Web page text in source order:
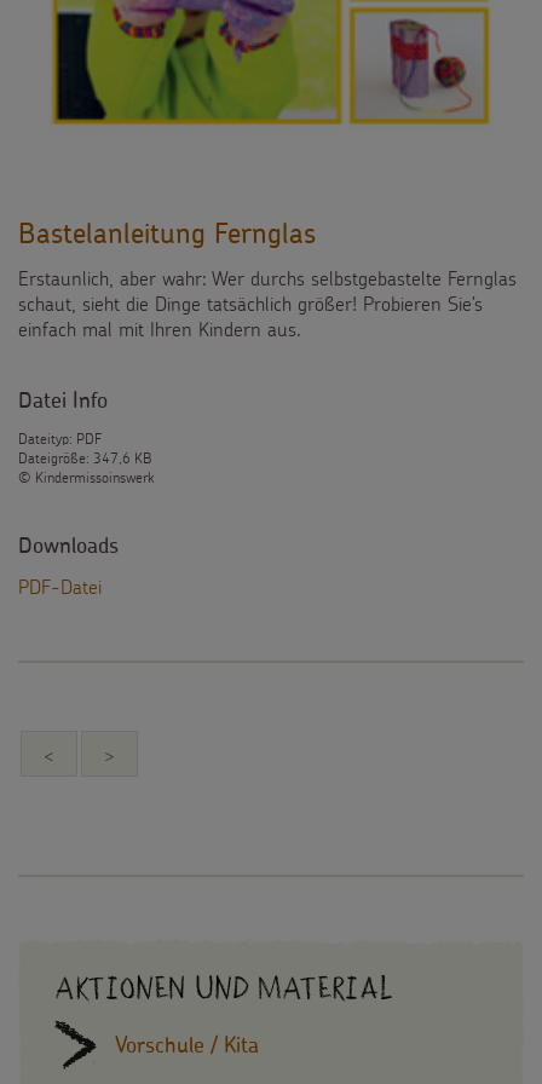
Bastelanleitung Fernglas
Erstaunlich, aber wahr: Wer durchs selbstgebastelte Fernglas
schaut, sieht die Dinge tatsächlich größer! Probieren Sie’s
einfach mal mit Ihren Kindern aus.
Datei Info
Dateityp: PDF
Dateigröße: 347,6 KB
© Kindermissoinswerk
Downloads
PDF-Datei
< >
Aktionen und Material
Vorschule / Kita